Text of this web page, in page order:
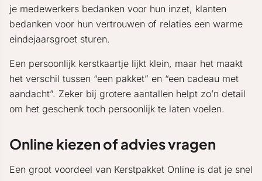
je medewerkers bedanken voor hun inzet, klanten
bedanken voor hun vertrouwen of relaties een warme
eindejaarsgroet sturen.
Een persoonlijk kerstkaartje lijkt klein, maar het maakt
het verschil tussen “een pakket” en “een cadeau met
aandacht”. Zeker bij grotere aantallen helpt zo’n detail
om het geschenk toch persoonlijk te laten voelen.
Online kiezen of advies vragen
Een groot voordeel van Kerstpakket Online is dat je snel